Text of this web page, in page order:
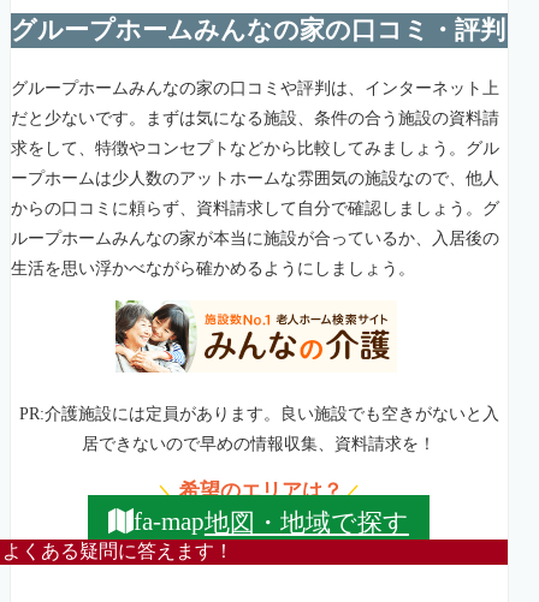
グループホームみんなの家の口コミ・評判
グループホームみんなの家の口コミや評判は、インターネット上
だと少ないです。まずは気になる施設、条件の合う施設の資料請
求をして、特徴やコンセプトなどから比較してみましょう。グル
ープホームは少人数のアットホームな雰囲気の施設なので、他人
からの口コミに頼らず、資料請求して自分で確認しましょう。グ
ループホームみんなの家が本当に施設が合っているか、入居後の
生活を思い浮かべながら確かめるようにしましょう。
PR:介護施設には定員があります。良い施設でも空きがないと入
居できないので早めの情報収集、資料請求を！
＼希望のエリアは？／
fa-map地図・地域で探す
よくある疑問に答えます！